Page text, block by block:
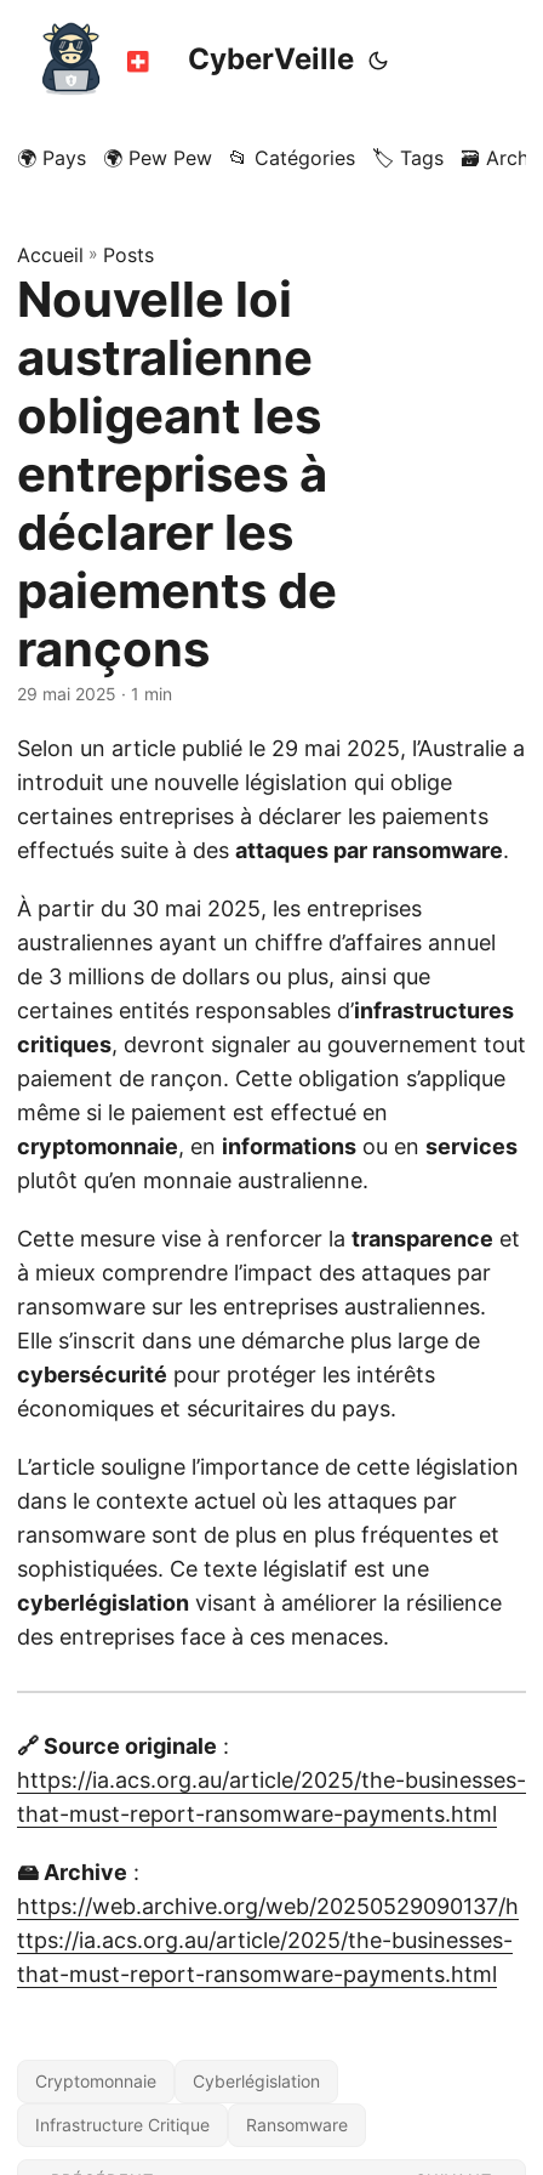
CyberVeille
🌍 Pays 🌍 Pew Pew 📂 Catégories 🏷️ Tags 🗃️
Accueil » Posts
Nouvelle loi
australienne
obligeant les
entreprises à
déclarer les
paiements de
rançons
29 mai 2025 · 1 min
Selon un article publié le 29 mai 2025, l’Australie a
introduit une nouvelle législation qui oblige
certaines entreprises à déclarer les paiements
effectués suite à des attaques par ransomware.
À partir du 30 mai 2025, les entreprises
australiennes ayant un chiffre d’affaires annuel
de 3 millions de dollars ou plus, ainsi que
certaines entités responsables d’infrastructures
critiques, devront signaler au gouvernement tout
paiement de rançon. Cette obligation s’applique
même si le paiement est effectué en
cryptomonnaie, en informations ou en services
plutôt qu’en monnaie australienne.
Cette mesure vise à renforcer la transparence et
à mieux comprendre l’impact des attaques par
ransomware sur les entreprises australiennes.
Elle s’inscrit dans une démarche plus large de
cybersécurité pour protéger les intérêts
économiques et sécuritaires du pays.
L’article souligne l’importance de cette législation
dans le contexte actuel où les attaques par
ransomware sont de plus en plus fréquentes et
sophistiquées. Ce texte législatif est une
cyberlégislation visant à améliorer la résilience
des entreprises face à ces menaces.
🔗 Source originale :
https://ia.acs.org.au/article/2025/the-businesses-
that-must-report-ransomware-payments.html
🖴 Archive :
https://web.archive.org/web/20250529090137/h
ttps://ia.acs.org.au/article/2025/the-businesses-
that-must-report-ransomware-payments.html
Cryptomonnaie Cyberlégislation
Infrastructure Critique Ransomware